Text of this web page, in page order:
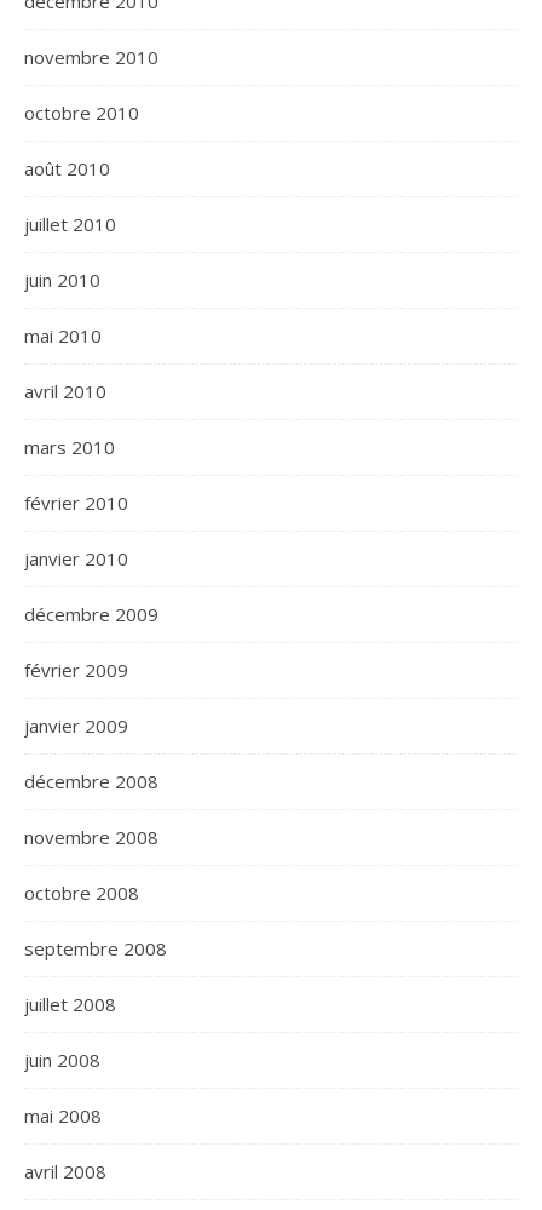
novembre 2010
octobre 2010
août 2010
juillet 2010
juin 2010
mai 2010
avril 2010
mars 2010
février 2010
janvier 2010
décembre 2009
février 2009
janvier 2009
décembre 2008
novembre 2008
octobre 2008
septembre 2008
juillet 2008
juin 2008
mai 2008
avril 2008